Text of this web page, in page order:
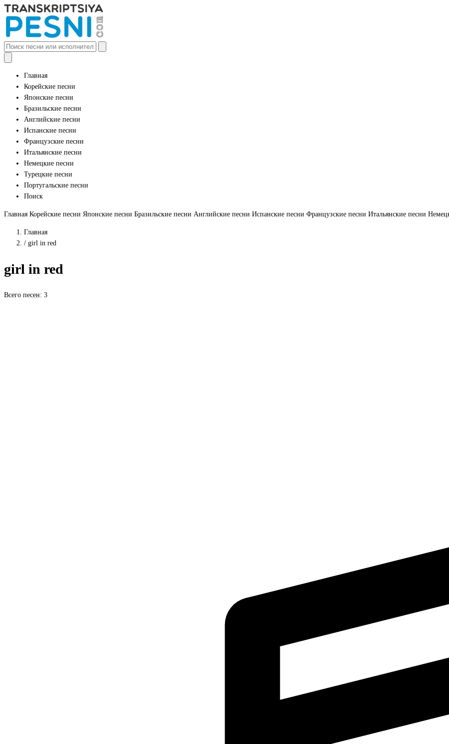
Главная
Корейские песни
Японские песни
Бразильские песни
Английские песни
Испанские песни
Французские песни
Итальянские песни
Немецкие песни
Турецкие песни
Португальские песни
Поиск
Главная Корейские песни Японские песни Бразильские песни Английские песни Испанские песни Французские песни Итальянские песни
Главная
/ girl in red
girl in red
Всего песен: 3